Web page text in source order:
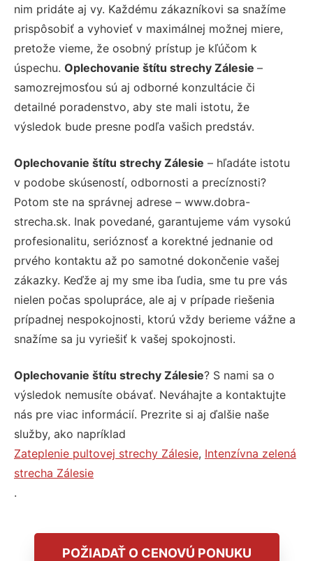
nim pridáte aj vy. Každému zákazníkovi sa snažíme
prispôsobiť a vyhovieť v maximálnej možnej miere,
pretože vieme, že osobný prístup je kľúčom k
úspechu. Oplechovanie štítu strechy Zálesie –
samozrejmosťou sú aj odborné konzultácie či
detailné poradenstvo, aby ste mali istotu, že
výsledok bude presne podľa vašich predstáv.
Oplechovanie štítu strechy Zálesie – hľadáte istotu
v podobe skúseností, odbornosti a precíznosti?
Potom ste na správnej adrese – www.dobra-
strecha.sk. Inak povedané, garantujeme vám vysokú
profesionalitu, serióznosť a korektné jednanie od
prvého kontaktu až po samotné dokončenie vašej
zákazky. Keďže aj my sme iba ľudia, sme tu pre vás
nielen počas spolupráce, ale aj v prípade riešenia
prípadnej nespokojnosti, ktorú vždy berieme vážne a
snažíme sa ju vyriešiť k vašej spokojnosti.
Oplechovanie štítu strechy Zálesie? S nami sa o
výsledok nemusíte obávať. Neváhajte a kontaktujte
nás pre viac informácií. Prezrite si aj ďalšie naše
služby, ako napríklad
Zateplenie pultovej strechy Zálesie, Intenzívna zelená
strecha Zálesie
.
POŽIADAŤ O CENOVÚ PONUKU